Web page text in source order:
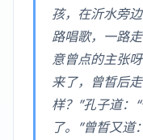
孩，在沂水旁
路唱歌，一路
意曾点的主张
来了，曾晳后
样？”孔子道：
了。”曾晳又道